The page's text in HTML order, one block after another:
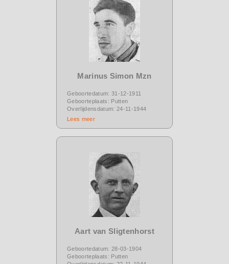
Marinus Simon Mzn
Geboortedatum: 31-12-1911
Geboorteplaats: Putten
Overlijdensdatum: 24-11-1944
Lees meer
Aart van Sligtenhorst
Geboortedatum: 28-03-1904
Geboorteplaats: Putten